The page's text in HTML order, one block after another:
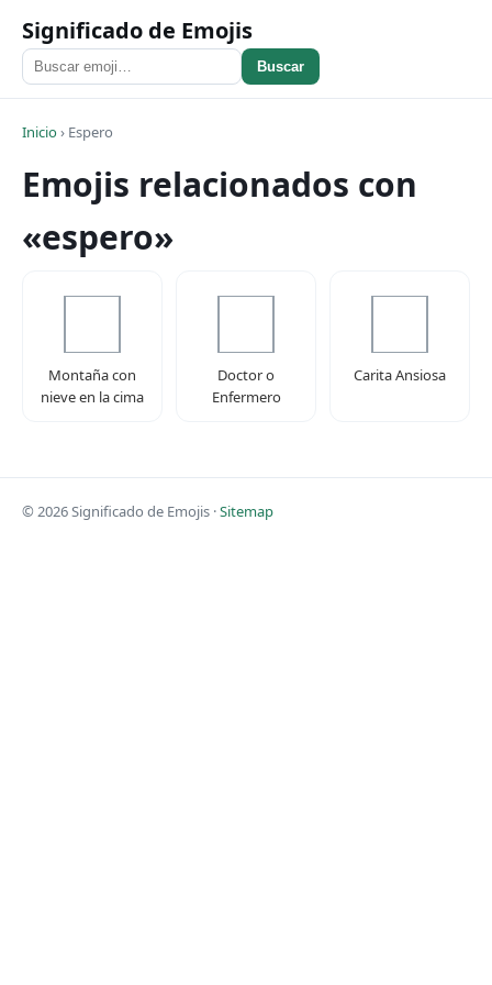
Significado de Emojis
Buscar
Inicio› Espero
Emojis relacionados con
«espero»
Montaña con
nieve en la cima
Doctor o
Enfermero
Carita Ansiosa
© 2026 Significado de Emojis ·Sitemap